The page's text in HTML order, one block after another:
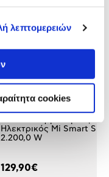
λεπτομερειών
cookies
Ηλεκτρικός Mi Smart
2.200,0 W
129,90€